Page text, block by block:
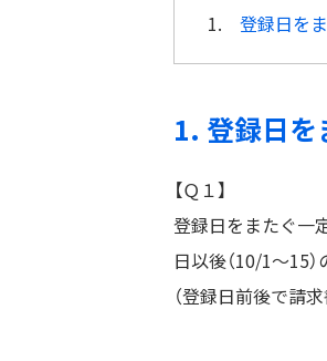
1. 登録日を
1. 登録日
【Ｑ１】
登録日をまたぐ一
日以後（10/1～15
（登録日前後で請